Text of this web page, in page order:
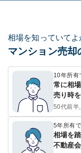
相場を知っていてよ
マンション売却
10年所有
常に相
売り時
50代前半
5年所有
相場を
不動産